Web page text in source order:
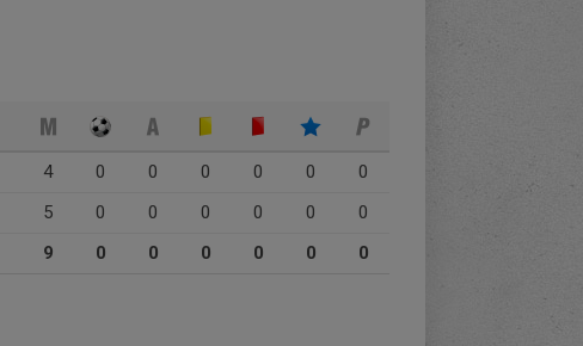
4 0 0 0 0 0
0
5 0 0 0 0 0
0
9 0 0 0 0 0 0